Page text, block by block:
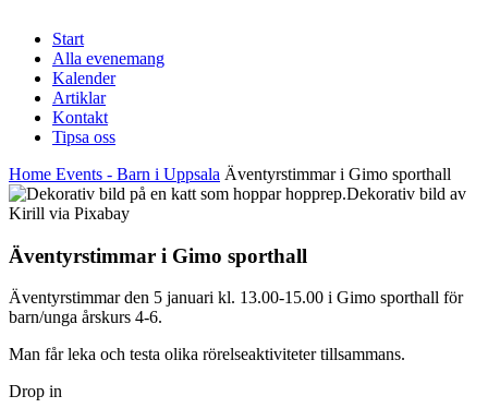
Start
Alla evenemang
Kalender
Artiklar
Kontakt
Tipsa oss
Home Events - Barn i Uppsala Äventyrstimmar i Gimo sporthall
Dekorativ bild av
Kirill via Pixabay
Äventyrstimmar i Gimo sporthall
Äventyrstimmar den 5 januari kl. 13.00-15.00 i Gimo sporthall för
barn/unga årskurs 4-6.
Man får leka och testa olika rörelseaktiviteter tillsammans.
Drop in